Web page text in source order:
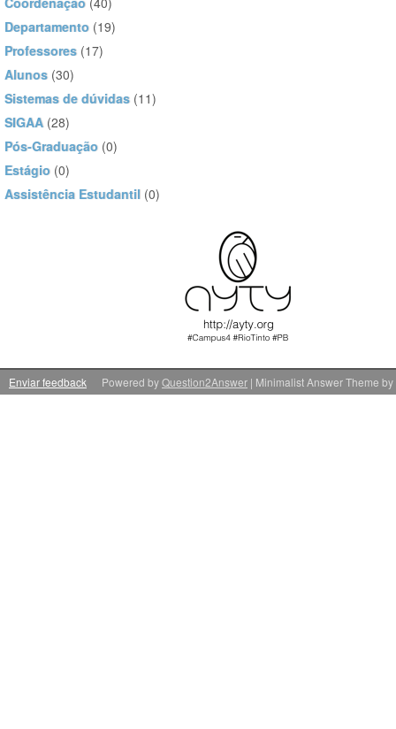
Departamento (19)
Professores (17)
Alunos (30)
Sistemas de dúvidas (11)
SIGAA (28)
Pós-Graduação (0)
Estágio (0)
Assistência Estudantil (0)
Enviar feedback | Minimalist Answer Theme by
Powered byQuestion2Answer